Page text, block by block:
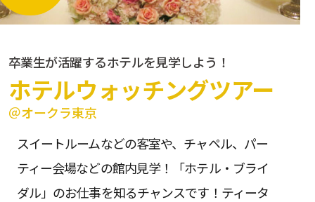
卒業生が活躍するホテルを見学しよう！
ホテルウォッチングツアー
＠オークラ東京
スイートルームなどの客室や、チャペル、パー
ティー会場などの館内見学！「ホテル・ブライ
ダル」のお仕事を知るチャンスです！ティータ